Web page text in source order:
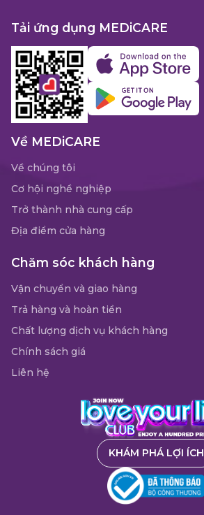
Tải ứng dụng MEDiCARE
Về MEDiCARE
Về chúng tôi
Cơ hội nghề nghiệp
Trở thành nhà cung cấp
Địa điểm cửa hàng
Chăm sóc khách hàng
Vận chuyển và giao hàng
Trả hàng và hoàn tiền
Chất lượng dịch vụ khách hàng
Chính sách giá
Liên hệ
KHÁM PHÁ LỢI ÍCH